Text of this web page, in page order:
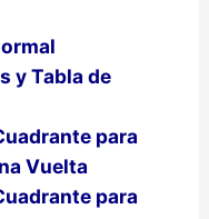
y Tabla de
para
Vuelta
para